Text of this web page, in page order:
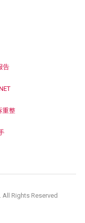
告
重整
Rights Reserved